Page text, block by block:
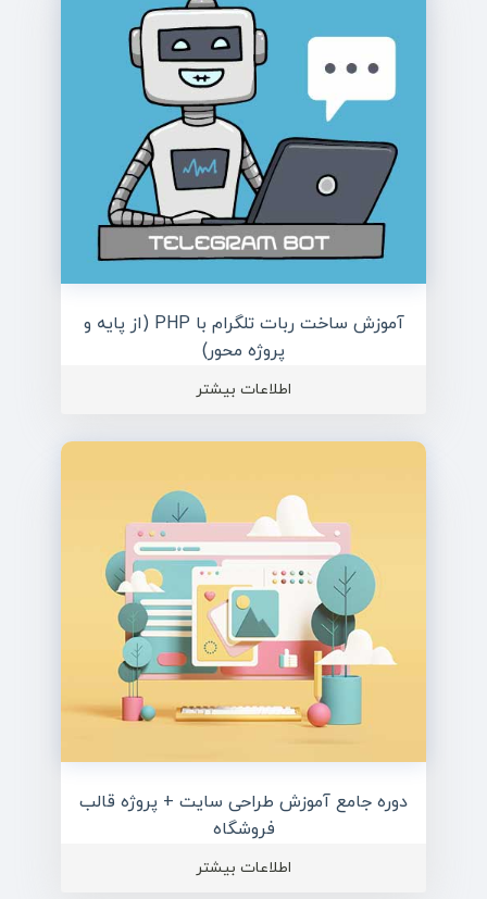
آموزش ساخت ربات تلگرام با PHP (از پایه و
پروژه محور)
اطلاعات بیشتر
دوره جامع آموزش طراحی سایت + پروژه قالب
فروشگاه
اطلاعات بیشتر